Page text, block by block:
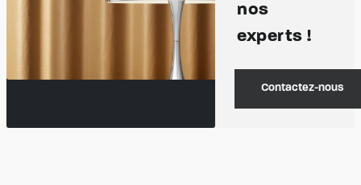
nos
experts !
Contactez-nous